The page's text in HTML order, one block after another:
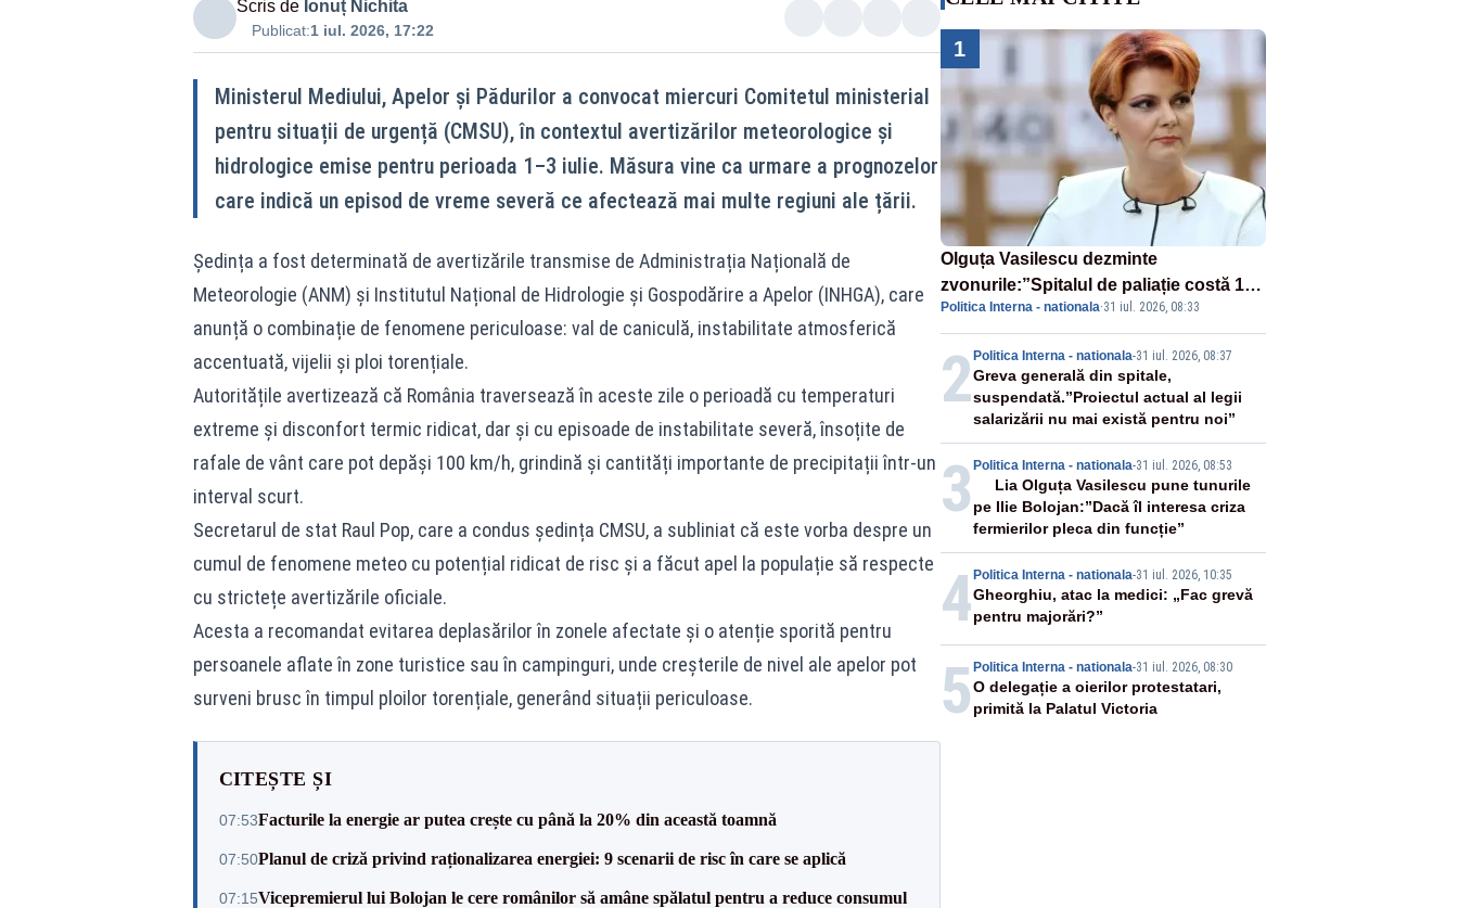
Scris de Ionuț Nichita
Publicat:1 iul. 2026, 17:22
Ministerul Mediului, Apelor și Pădurilor a convocat miercuri Comitetul ministerial
pentru situații de urgență (CMSU), în contextul avertizărilor meteorologice și
hidrologice emise pentru perioada 1–3 iulie. Măsura vine ca urmare a prognozelor
care indică un episod de vreme severă ce afectează mai multe regiuni ale țării.
Ședința a fost determinată de avertizările transmise de Administrația Națională de
Meteorologie (ANM) și Institutul Național de Hidrologie și Gospodărire a Apelor (INHGA), care
anunță o combinație de fenomene periculoase: val de caniculă, instabilitate atmosferică
accentuată, vijelii și ploi torențiale.
Autoritățile avertizează că România traversează în aceste zile o perioadă cu temperaturi
extreme și disconfort termic ridicat, dar și cu episoade de instabilitate severă, însoțite de
rafale de vânt care pot depăși 100 km/h, grindină și cantități importante de precipitații într-un
interval scurt.
Secretarul de stat Raul Pop, care a condus ședința CMSU, a subliniat că este vorba despre un
cumul de fenomene meteo cu potențial ridicat de risc și a făcut apel la populație să respecte
cu strictețe avertizările oficiale.
Acesta a recomandat evitarea deplasărilor în zonele afectate și o atenție sporită pentru
persoanele aflate în zone turistice sau în campinguri, unde creșterile de nivel ale apelor pot
surveni brusc în timpul ploilor torențiale, generând situații periculoase.
CITEȘTE ȘI
07:53Facturile la energie ar putea crește cu până la 20% din această toamnă
07:50Planul de criză privind raționalizarea energiei: 9 scenarii de risc în care se aplică
07:15Vicepremierul lui Bolojan le cere românilor să amâne spălatul pentru a reduce consumul
1
Olguța Vasilescu dezminte
zvonurile:”Spitalul de paliație costă 199
de milioane de euro, nu 500 de
milioane”
Politica Interna - nationala·31 iul. 2026, 08:33
2Politica Interna - nationala-31 iul. 2026, 08:37
Greva generală din spitale,
suspendată.”Proiectul actual al legii
salarizării nu mai există pentru noi”
3 Politica Interna - nationala-31 iul. 2026, 08:53
Lia Olguța Vasilescu pune tunurile
pe Ilie Bolojan:”Dacă îl interesa criza
fermierilor pleca din funcție”
4Politica Interna - nationala-31 iul. 2026, 10:35
Gheorghiu, atac la medici: „Fac grevă
pentru majorări?”
5 Politica Interna - nationala-31 iul. 2026, 08:30
O delegație a oierilor protestatari,
primită la Palatul Victoria